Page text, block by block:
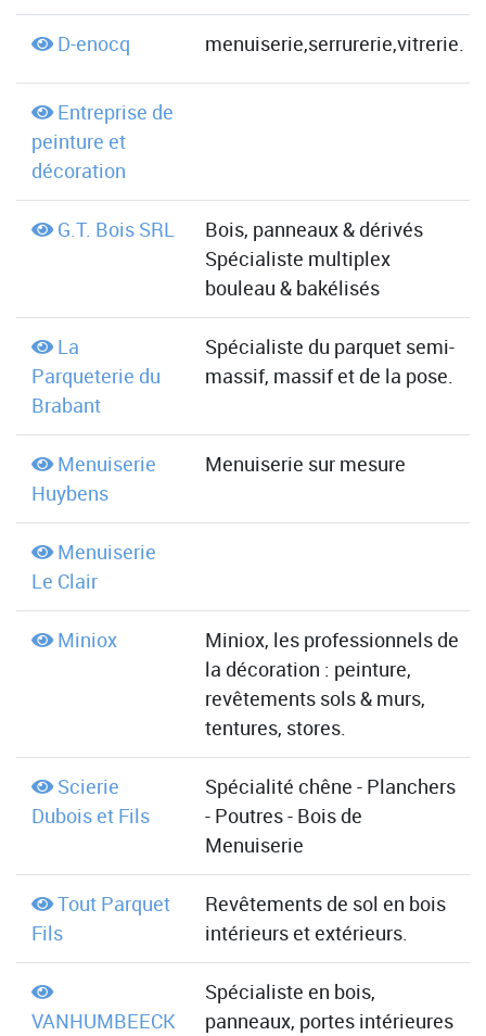
D-enocq menuiserie,serrurerie,vitrerie.
Entreprise de
peinture et
décoration
G.T. Bois SRL
Bois, panneaux & dérivés
Spécialiste multiplex
bouleau & bakélisés
La
Parqueterie du
Brabant
Spécialiste du parquet semi-
massif, massif et de la pose.
Menuiserie
Huybens
Menuiserie sur mesure
Menuiserie
Le Clair
Miniox
Miniox, les professionnels de
la décoration : peinture,
revêtements sols & murs,
tentures, stores.
Scierie
Dubois et Fils
Spécialité chêne - Planchers
- Poutres - Bois de
Menuiserie
Tout Parquet
Fils
Revêtements de sol en bois
intérieurs et extérieurs.
VANHUMBEECK
Spécialiste en bois,
panneaux, portes intérieures